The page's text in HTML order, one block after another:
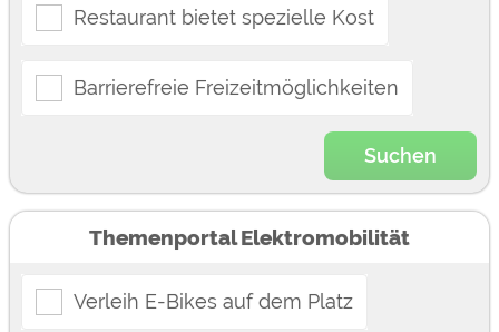
Restaurant bietet spezielle Kost
Barrierefreie Freizeitmöglichkeiten
Suchen
Themenportal Elektromobilität
Verleih E-Bikes auf dem Platz